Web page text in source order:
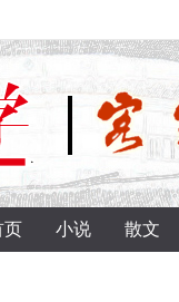
页 小说 散文